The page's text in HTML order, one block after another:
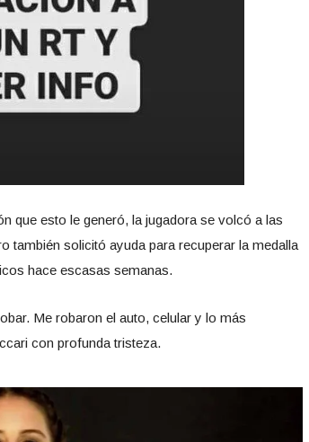
que esto le generó, la jugadora se volcó a las
también solicitó ayuda para recuperar la medalla
hace escasas semanas.
Me robaron el auto, celular y lo más
con profunda tristeza.